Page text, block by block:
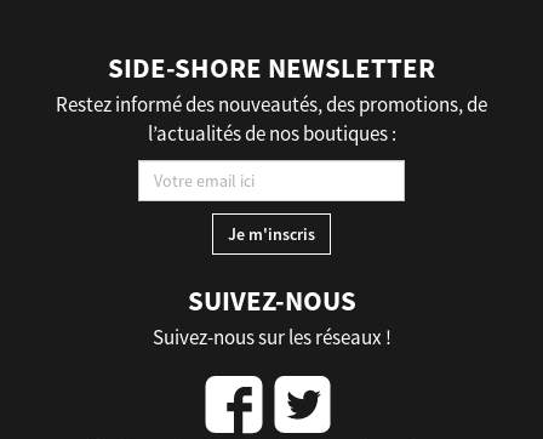
SIDE-SHORE NEWSLETTER
Restez informé des nouveautés, des promotions, de
l’actualités de nos boutiques :
SUIVEZ-NOUS
Suivez-nous sur les réseaux !